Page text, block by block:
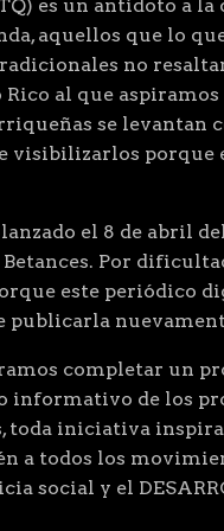
es un antídoto a
aquellos que lo
no
al que
se levantan
visibilizarlos porque
el 8 de abril
Por
este periódico
publicarla
completar un
de los
toda iniciativa
a todos los
social y el